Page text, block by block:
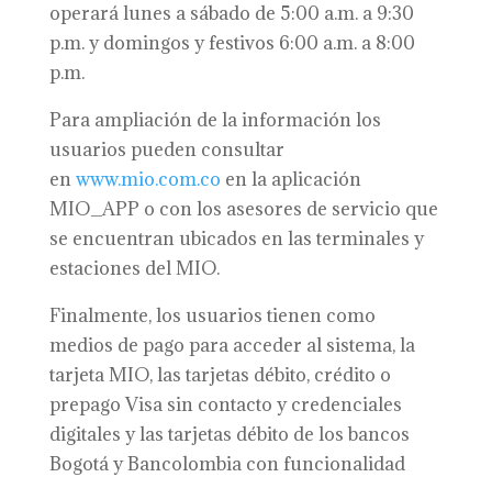
operará lunes a sábado de 5:00 a.m. a 9:30
p.m. y domingos y festivos 6:00 a.m. a 8:00
p.m.
Para ampliación de la información los
usuarios pueden consultar
enwww.mio.com.co en la aplicación
MIO_APP o con los asesores de servicio que
se encuentran ubicados en las terminales y
estaciones del MIO.
Finalmente, los usuarios tienen como
medios de pago para acceder al sistema, la
tarjeta MIO, las tarjetas débito, crédito o
prepago Visa sin contacto y credenciales
digitales y las tarjetas débito de los bancos
Bogotá y Bancolombia con funcionalidad